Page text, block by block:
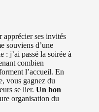
apprécier ses invités
souviens d’une
: j’ai passé la soirée à
combien
l’accueil. En
vous gagnez du
se lier. Un bon
organisation du